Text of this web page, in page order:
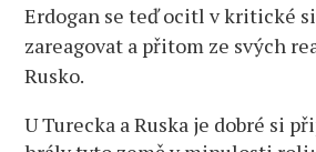
Erdogan se teď ocitl v kritické
zareagovat a přitom ze svých
Rusko.
U Turecka a Ruska je dobré si